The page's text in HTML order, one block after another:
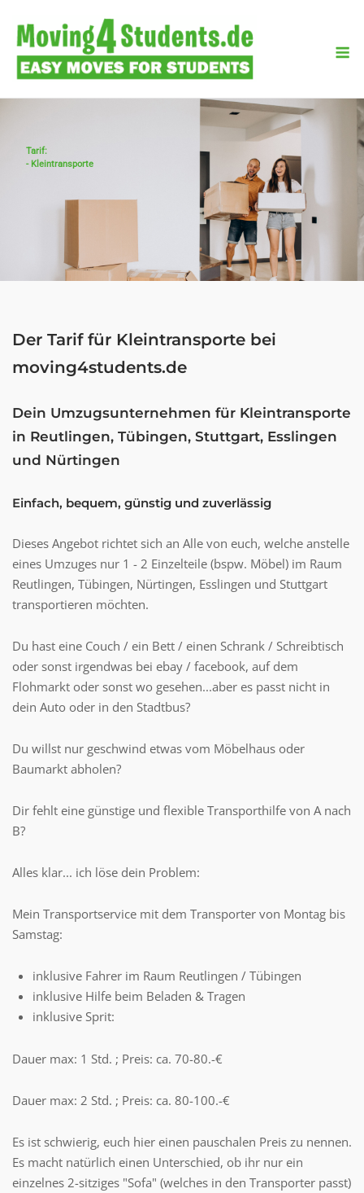
content
Tarif:
- Kleintransporte
Der Tarif für Kleintransporte bei
moving4students.de
Dein Umzugsunternehmen für Kleintransporte
in Reutlingen, Tübingen, Stuttgart, Esslingen
und Nürtingen
Einfach, bequem, günstig und zuverlässig
Dieses Angebot richtet sich an Alle von euch, welche anstelle
eines Umzuges nur 1 - 2 Einzelteile (bspw. Möbel) im Raum
Reutlingen, Tübingen, Nürtingen, Esslingen und Stuttgart
transportieren möchten.
Du hast eine Couch / ein Bett / einen Schrank / Schreibtisch
oder sonst irgendwas bei ebay / facebook, auf dem
Flohmarkt oder sonst wo gesehen...aber es passt nicht in
dein Auto oder in den Stadtbus?
Du willst nur geschwind etwas vom Möbelhaus oder
Baumarkt abholen?
Dir fehlt eine günstige und flexible Transporthilfe von A nach
B?
Alles klar... ich löse dein Problem:
Mein Transportservice mit dem Transporter von Montag bis
Samstag:
inklusive Fahrer im Raum Reutlingen / Tübingen
inklusive Hilfe beim Beladen & Tragen
inklusive Sprit:
Dauer max: 1 Std. ; Preis: ca. 70-80.-€
Dauer max: 2 Std. ; Preis: ca. 80-100.-€
Es ist schwierig, euch hier einen pauschalen Preis zu nennen.
Es macht natürlich einen Unterschied, ob ihr nur ein
einzelnes 2-sitziges "Sofa" (welches in den Transporter passt)